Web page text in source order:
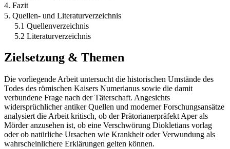
4. Fazit
5. Quellen- und Literaturverzeichnis
5.1 Quellenverzeichnis
5.2 Literaturverzeichnis
Zielsetzung & Themen
Die vorliegende Arbeit untersucht die historischen Umstände des
Todes des römischen Kaisers Numerianus sowie die damit
verbundene Frage nach der Täterschaft. Angesichts
widersprüchlicher antiker Quellen und moderner Forschungsansätze
analysiert die Arbeit kritisch, ob der Prätorianerpräfekt Aper als
Mörder anzusehen ist, ob eine Verschwörung Diokletians vorlag
oder ob natürliche Ursachen wie Krankheit oder Verwundung als
wahrscheinlichere Erklärungen gelten können.